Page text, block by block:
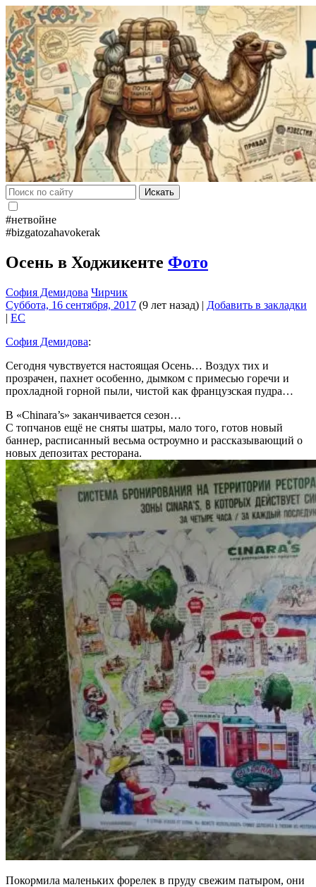
Искать
#нетвойне
#bizgatozahavokerak
Осень в Ходжикенте Фото
София Демидова Чирчик
Суббота, 16 сентября, 2017 (9 лет назад) | Добавить в закладки
| EC
София Демидова:
Сегодня чувствуется настоящая Осень… Воздух тих и
прозрачен, пахнет особенно, дымком с примесью горечи и
прохладной горной пыли, чистой как французская пудра…
В «Chinara’s» заканчивается сезон…
С топчанов ещё не сняты шатры, мало того, готов новый
баннер, расписанный весьма остроумно и рассказывающий о
новых депозитах ресторана.
Покормила маленьких форелек в пруду свежим патыром, они